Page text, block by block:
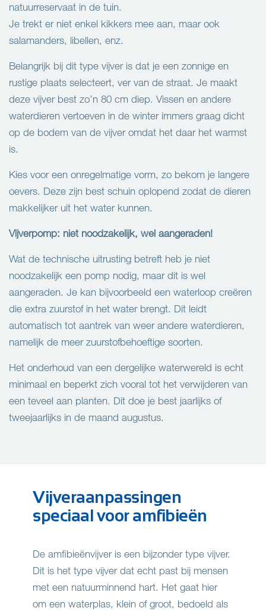
natuurreservaat in de tuin.
Je trekt er niet enkel kikkers mee aan, maar ook
salamanders, libellen, enz.
Belangrijk bij dit type vijver is dat je een zonnige en
rustige plaats selecteert, ver van de straat. Je maakt
deze vijver best zo’n 80 cm diep. Vissen en andere
waterdieren vertoeven in de winter immers graag dicht
op de bodem van de vijver omdat het daar het warmst
is.
Kies voor een onregelmatige vorm, zo bekom je langere
oevers. Deze zijn best schuin oplopend zodat de dieren
makkelijker uit het water kunnen.
Vijverpomp: niet noodzakelijk, wel aangeraden!
Wat de technische uitrusting betreft heb je niet
noodzakelijk een pomp nodig, maar dit is wel
aangeraden. Je kan bijvoorbeeld een waterloop creëren
die extra zuurstof in het water brengt. Dit leidt
automatisch tot aantrek van weer andere waterdieren,
namelijk de meer zuurstofbehoeftige soorten.
Het onderhoud van een dergelijke waterwereld is echt
minimaal en beperkt zich vooral tot het verwijderen van
een teveel aan planten. Dit doe je best jaarlijks of
tweejaarlijks in de maand augustus.
Vijveraanpassingen
speciaal voor amfibieën
De amfibieënvijver is een bijzonder type vijver.
Dit is het type vijver dat echt past bij mensen
met een natuurminnend hart. Het gaat hier
om een waterplas, klein of groot, bedoeld als